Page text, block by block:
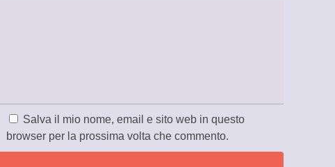
Salva il mio nome, email e sito web in questo
browser per la prossima volta che commento.